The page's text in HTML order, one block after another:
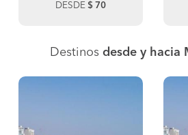
DESDE $ 70
Destinos desde y hacia